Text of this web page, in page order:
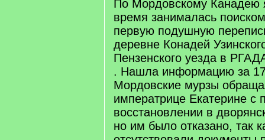
По Мордовскому Канадею
время занималась
первую подушную
деревне Конадей
Пензенского уезда в
. Нашла информацию за
Мордовские мурзы
императрице Екатерине с
восстановлении в
но им было отказано, так